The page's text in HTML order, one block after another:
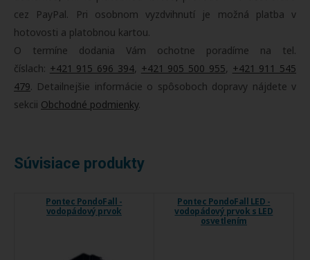
cez PayPal. Pri osobnom vyzdvihnutí je možná platba v
hotovosti a platobnou kartou.
O termíne dodania Vám ochotne poradíme na tel.
číslach: +421 915 696 394, +421 905 500 955, +421 911 545
479. Detailnejšie informácie o spôsoboch dopravy nájdete v
sekcii Obchodné podmienky.
Súvisiace produkty
Pontec PondoFall -
vodopádový prvok
Pontec PondoFall LED -
vodopádový prvok s LED
osvetlením